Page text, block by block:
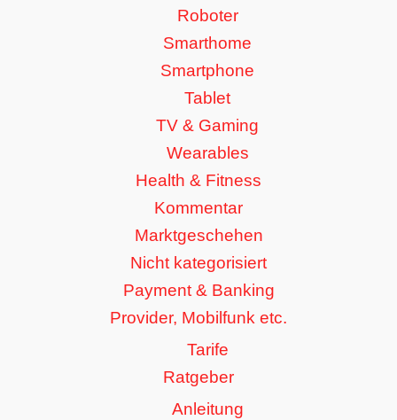
Roboter
Smarthome
Smartphone
Tablet
TV & Gaming
Wearables
Health & Fitness
Kommentar
Marktgeschehen
Nicht kategorisiert
Payment & Banking
Provider, Mobilfunk etc.
Tarife
Ratgeber
Anleitung